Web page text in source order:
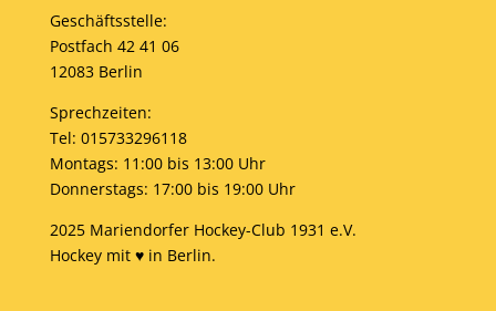
Geschäftsstelle:
Postfach 42 41 06
12083 Berlin
Sprechzeiten:
Tel: 015733296118
Montags: 11:00 bis 13:00 Uhr
Donnerstags: 17:00 bis 19:00 Uhr
2025 Mariendorfer Hockey-Club 1931 e.V.
Hockey mit ♥ in Berlin.